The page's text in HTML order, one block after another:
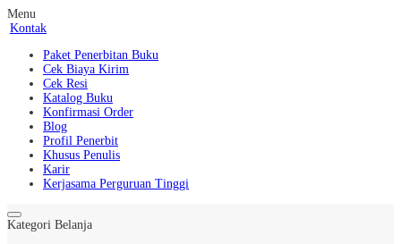
Menu
Kontak
Paket Penerbitan Buku
Cek Biaya Kirim
Cek Resi
Katalog Buku
Konfirmasi Order
Blog
Profil Penerbit
Khusus Penulis
Karir
Kerjasama Perguruan Tinggi
Kategori Belanja